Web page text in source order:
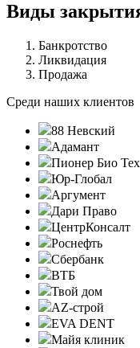
Виды
Банкротство
Ликвидация
Продажа
Среди наших клиентов
88 Невский
Адамант
Пионер Био Тех
Юр-Глобал
Аргумент
Дари Право
ЦентрКонсалт
Роснефть
Сбербанк
ВТБ
Твой дом
AZ-строй
EVA DENT
Майя клиник